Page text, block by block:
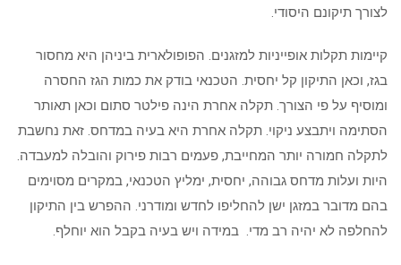
לצורך תיקונם היסודי.
קיימות תקלות אופייניות למזגנים. הפופולארית ביניהן היא מחסור
בגז, וכאן התיקון קל יחסית. הטכנאי בודק את כמות הגז החסרה
ומוסיף על פי הצורך. תקלה אחרת הינה פילטר סתום וכאן תאותר
הסתימה ויתבצע ניקוי. תקלה אחרת היא בעיה במדחס. זאת נחשבת
לתקלה חמורה יותר המחייבת, פעמים רבות פירוק והובלה למעבדה.
היות ועלות מדחס גבוהה, יחסית, ימליץ הטכנאי, במקרים מסוימים
בהם מדובר במזגן ישן להחליפו לחדש ומודרני. ההפרש בין התיקון
להחלפה לא יהיה רב מדי. במידה ויש בעיה בקבל הוא יוחלף.